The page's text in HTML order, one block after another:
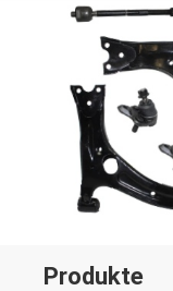
Produkte